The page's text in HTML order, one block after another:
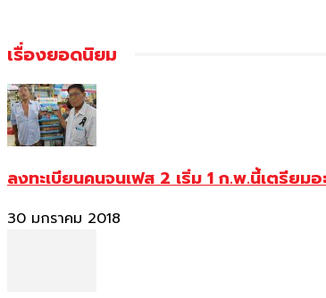
เรื่องยอดนิยม
ลงทะเบียนคนจนเฟส 2 เริ่ม 1 ก.พ.นี้เตรียมอ
30 มกราคม 2018